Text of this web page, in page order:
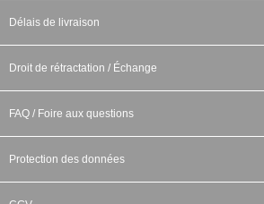
Délais de livraison
Droit de rétractation / Échange
FAQ / Foire aux questions
Protection des données